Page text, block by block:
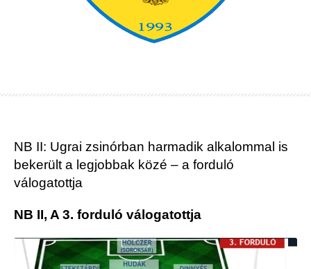
NB II: Ugrai zsinórban harmadik alkalommal is
bekerült a legjobbak közé – a forduló
válogatottja
NB II, A 3. forduló válogatottja